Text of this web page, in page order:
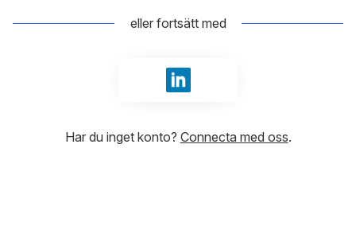
eller fortsätt med
Logga in med LinkedIn
Har du inget konto? Connecta med oss.